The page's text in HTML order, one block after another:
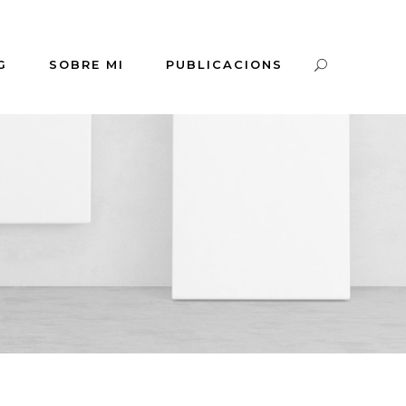
SOBRE MI PUBLICACIONS